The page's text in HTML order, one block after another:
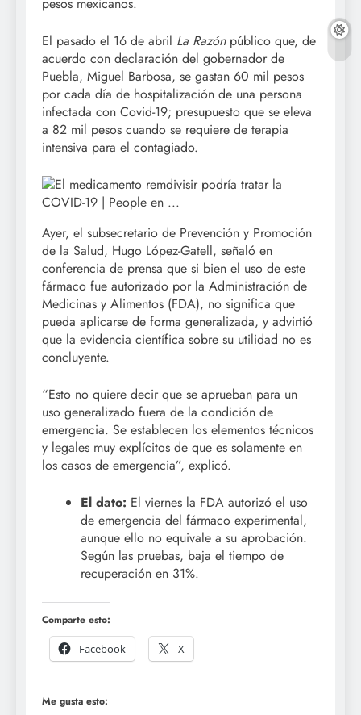
El pasado el 16 de abril La Razónpúblico que, de
acuerdo con declaración del gobernador de
Puebla, Miguel Barbosa, se gastan 60 mil pesos
por cada día de hospitalización de una persona
infectada con Covid-19; presupuesto que se eleva
a 82 mil pesos cuando se requiere de terapia
intensiva para el contagiado.
Ayer, el subsecretario de Prevención y Promoción
de la Salud, Hugo López-Gatell, señaló en
conferencia de prensa que si bien el uso de este
fármaco fue autorizado por la Administración de
Medicinas y Alimentos (FDA), no significa que
pueda aplicarse de forma generalizada, y advirtió
que la evidencia científica sobre su utilidad no es
concluyente.
“Esto no quiere decir que se aprueban para un
uso generalizado fuera de la condición de
emergencia. Se establecen los elementos técnicos
y legales muy explícitos de que es solamente en
los casos de emergencia”, explicó.
El dato: El viernes la FDA autorizó el uso
de emergencia del fármaco experimental,
aunque ello no equivale a su aprobación.
Según las pruebas, baja el tiempo de
recuperación en 31%.
Comparte esto:
Facebook
X
Me gusta esto: